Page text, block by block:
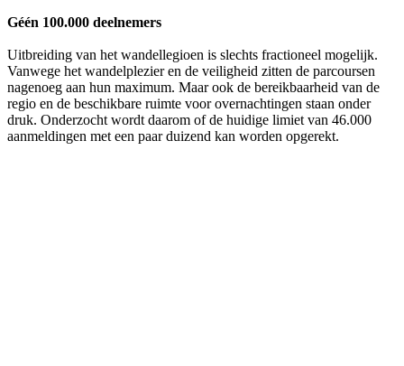
Géén 100.000 deelnemers
Uitbreiding van het wandellegioen is slechts fractioneel mogelijk.
Vanwege het wandelplezier en de veiligheid zitten de parcoursen
nagenoeg aan hun maximum. Maar ook de bereikbaarheid van de
regio en de beschikbare ruimte voor overnachtin­gen staan onder
druk. Onderzocht wordt daarom of de huidige limiet van 46.000
aanmeldingen met een paar duizend kan worden opgerekt.